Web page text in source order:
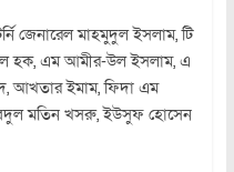
জেনারেল মাহমুদুল ইসলাম, টি
হক, এম আমীর-উল ইসলাম, এ
আখতার ইমাম, ফিদা এম
মতিন খসরু, ইউসুফ হোসেন